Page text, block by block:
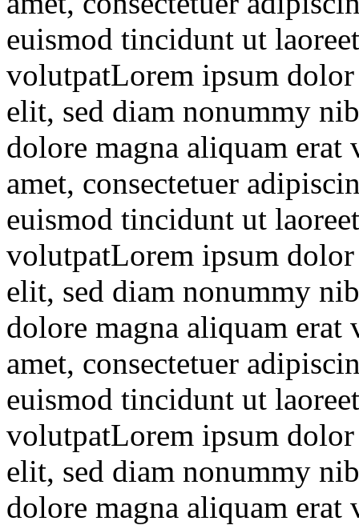
euismod tincidunt ut
volutpatLorem ipsum
elit, sed diam nonummy
dolore magna aliquam
amet, consectetuer
euismod tincidunt ut
volutpatLorem ipsum
elit, sed diam nonummy
dolore magna aliquam
amet, consectetuer
euismod tincidunt ut
volutpatLorem ipsum
elit, sed diam nonummy
dolore magna aliquam